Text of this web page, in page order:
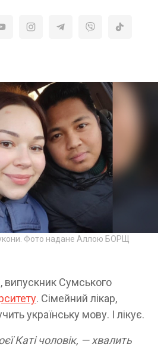
Фото надане Аллою БОРЩ
випускник Сумського
. Сімейний лікар,
українську мову. І лікує.
Каті чоловік, — хвалить